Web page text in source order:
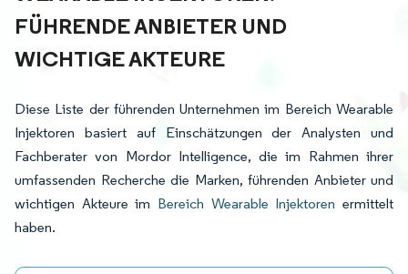
FÜHRENDE ANBIETER UND
WICHTIGE AKTEURE
Diese Liste der führenden Unternehmen im Bereich Wearable
Injektoren basiert auf Einschätzungen der Analysten und
Fachberater von Mordor Intelligence, die im Rahmen ihrer
umfassenden Recherche die Marken, führenden Anbieter und
wichtigen Akteure im Bereich Wearable Injektoren ermittelt
haben.